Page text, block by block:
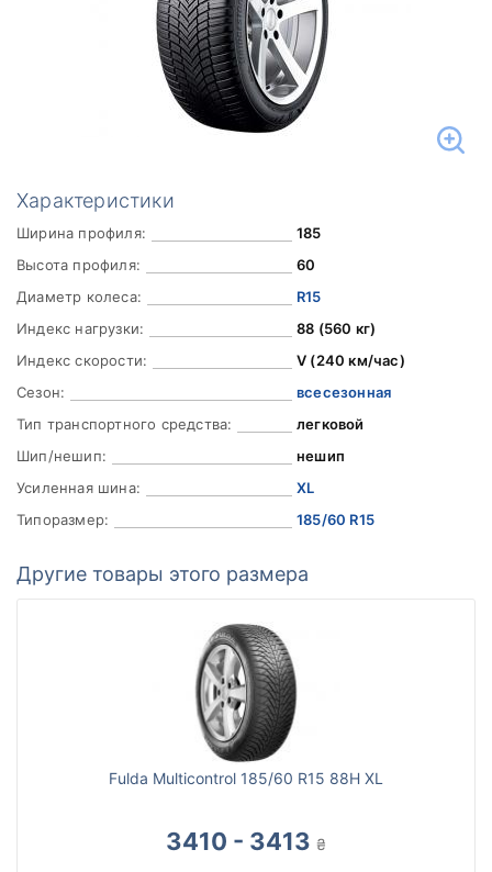
Характеристики
Ширина профиля:
185
Высота профиля:
60
Диаметр колеса:
R15
Индекс нагрузки:
88 (560 кг)
Индекс скорости:
V (240 км/час)
Сезон:
всесезонная
Тип транспортного средства:
легковой
Шип/нешип:
нешип
Усиленная шина:
XL
Типоразмер:
185/60 R15
Другие товары этого размера
Fulda Multicontrol 185/60 R15 88H XL
3410 - 3413 ₴